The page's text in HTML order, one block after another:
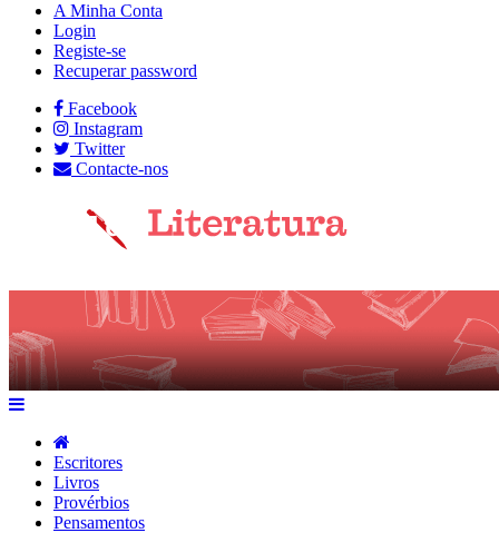
A Minha Conta
Login
Registe-se
Recuperar password
Facebook
Instagram
Twitter
Contacte-nos
Escritores
Livros
Provérbios
Pensamentos